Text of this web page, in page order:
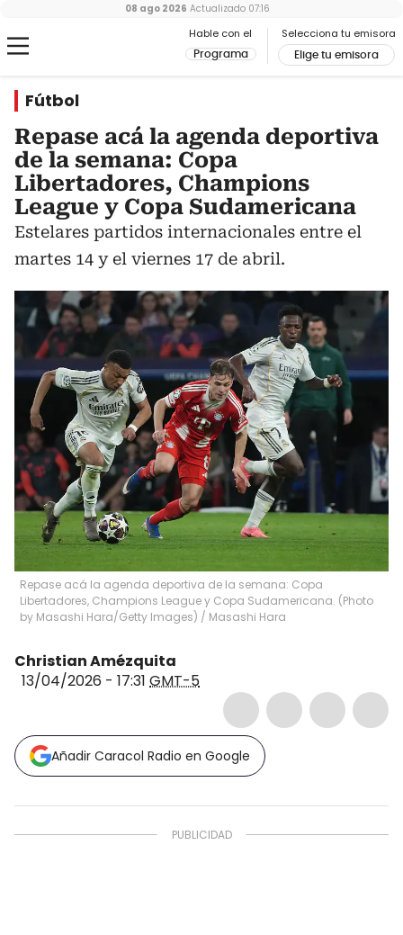
Hable con el
Programa
Selecciona tu emisora
Elige tu emisora
08 ago 2026 Actualizado 07:16
Fútbol
Repase acá la agenda deportiva
de la semana: Copa
Libertadores, Champions
League y Copa Sudamericana
Estelares partidos internacionales entre el
martes 14 y el viernes 17 de abril.
Repase acá la agenda deportiva de la semana: Copa
Libertadores, Champions League y Copa Sudamericana. (Photo
by Masashi Hara/Getty Images) / Masashi Hara
Christian Amézquita
13/04/2026 - 17:31 GMT-5
Añadir Caracol Radio en Google